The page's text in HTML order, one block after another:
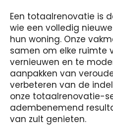
Een totaalrenovatie is
wie een volledig
hun woning. Onze
samen om elke ruimte
vernieuwen en te
aanpakken van
verbeteren van de
onze totaalrenovatie-
adembenemend
van zult genieten.